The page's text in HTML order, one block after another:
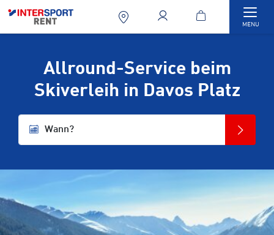
MENU
Allround-Service beim
Skiverleih in Davos Platz
Wann?